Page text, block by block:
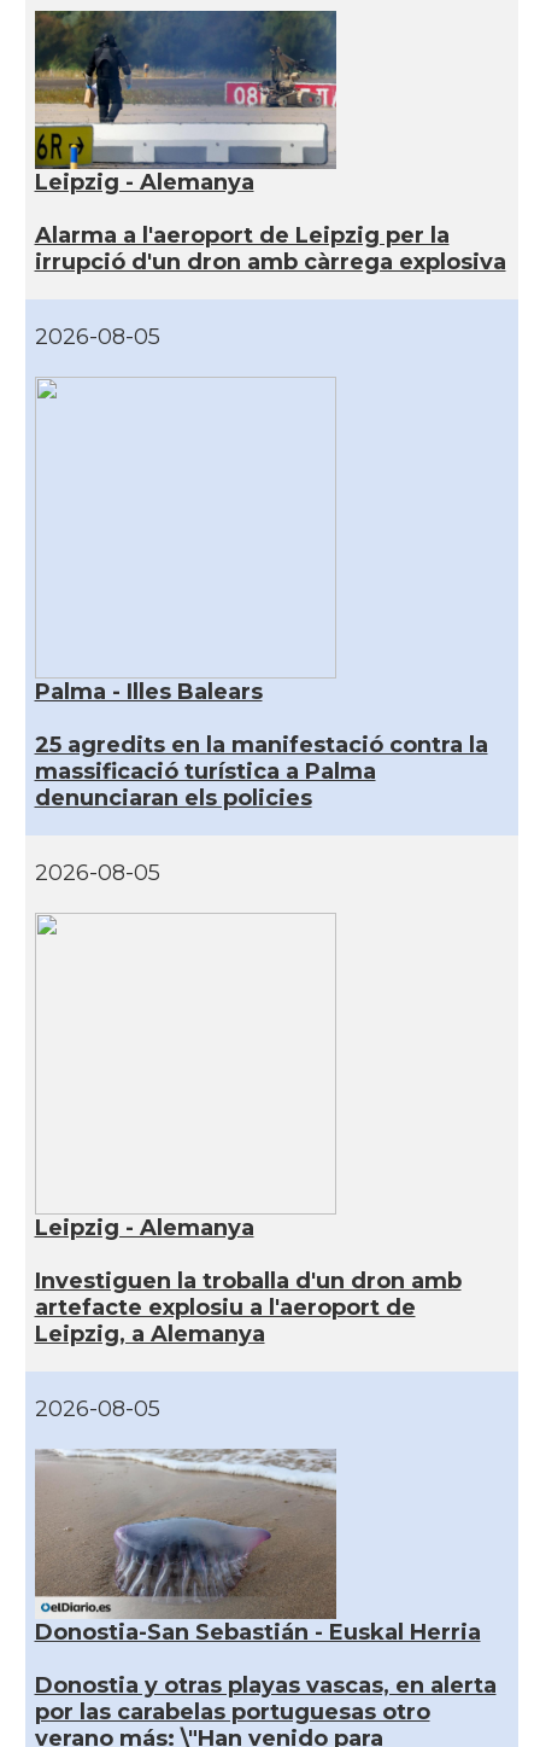
Leipzig - Alemanya
Alarma a l'aeroport de Leipzig per la
irrupció d'un dron amb càrrega explosiva
2026-08-05
Palma - Illes Balears
25 agredits en la manifestació contra la
massificació turística a Palma
denunciaran els policies
2026-08-05
Leipzig - Alemanya
Investiguen la troballa d'un dron amb
artefacte explosiu a l'aeroport de
Leipzig, a Alemanya
2026-08-05
Donostia-San Sebastián - Euskal Herria
Donostia y otras playas vascas, en alerta
por las carabelas portuguesas otro
verano más: \"Han venido para